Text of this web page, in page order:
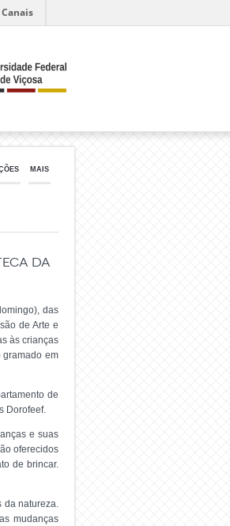
Canais
MAIS
da
das
de Arte e
às crianças
gramado em
de
Dorofeef.
e suas
oferecidos
de brincar.
da natureza.
mudanças